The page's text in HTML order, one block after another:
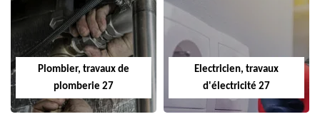
Plombier, travaux de
plomberie 27
Electricien, travaux
d'électricité 27